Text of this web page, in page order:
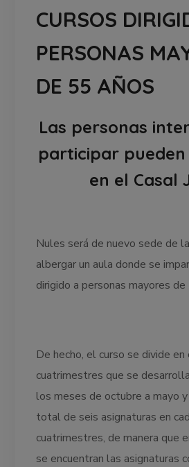
CURSOS
PERSONAS
DE 55 AÑOS
Las personas
participar pueden
en el Casal
Nules será de nuevo sede de
albergar un aula donde se
dirigido a personas mayores de
De hecho, el curso se divide en
cuatrimestres que se
los meses de octubre a mayo
total de seis asignaturas en
cuatrimestres, de manera que
se encuentran las asignaturas